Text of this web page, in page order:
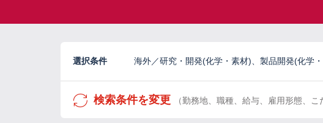
選択条件 海外／研究・開発(化学・素材)、製品開発(化学
検索条件を変更 （勤務地、職種、給与、雇用形態、こ